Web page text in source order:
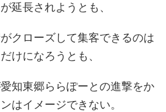
延長されようとも、
クローズして集客できるのは
けになろうとも、
知東郷ららぽーとの進撃をか
はイメージできない。